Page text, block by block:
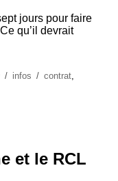
jours pour faire
qu’il devrait
Catégories
infos Étiquettes
contrat
et le RCL